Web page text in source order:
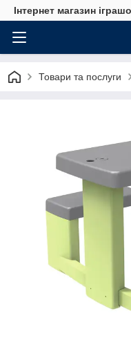
Інтернет магазин
Товари та послуги